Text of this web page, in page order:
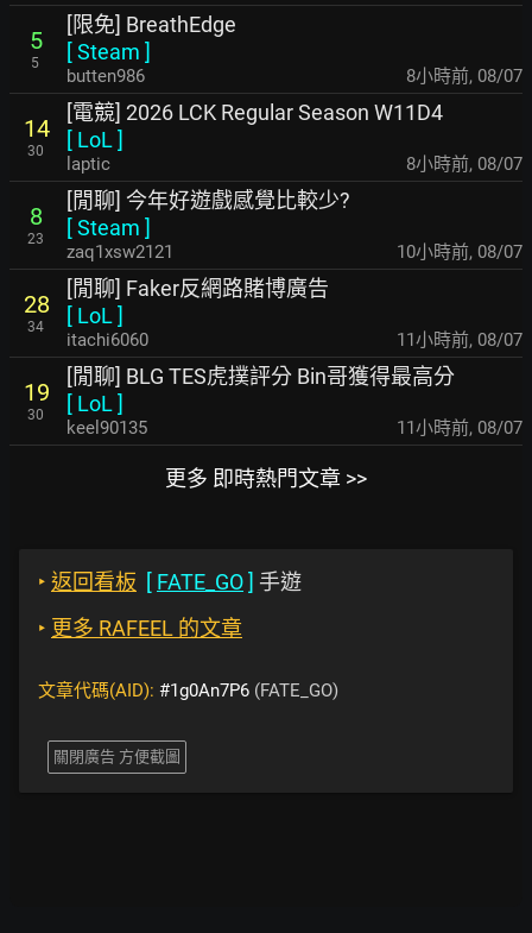
5
5
[限免] BreathEdge
[Steam ]
butten986 8小時前, 08/07
14
30
[電競] 2026 LCK Regular Season W11D4
[ LoL ]
laptic 8小時前, 08/07
8
23
[閒聊] 今年好遊戲感覺比較少?
[Steam ]
zaq1xsw2121 10小時前, 08/07
28
34
[閒聊] Faker反網路賭博廣告
[ LoL ]
itachi6060 11小時前, 08/07
19
30
[閒聊] BLG TES虎撲評分 Bin哥獲得最高分
[ LoL ]
keel90135 11小時前, 08/07
更多 即時熱門文章 >>
‣ 返回看板 [ FATE_GO] 手遊
‣ 更多 RAFEEL 的文章
文章代碼(AID): #1g0An7P6 (FATE_GO)
關閉廣告 方便截圖